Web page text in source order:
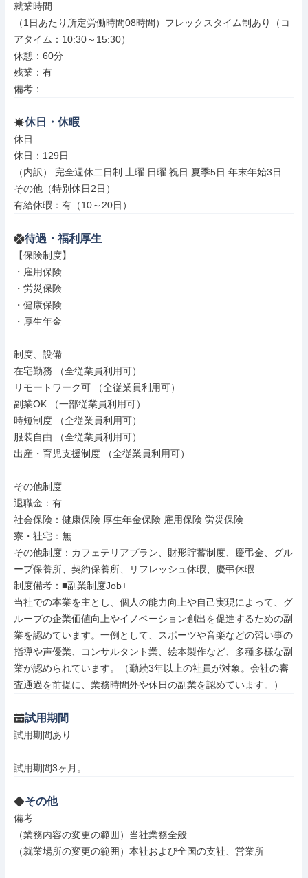
就業時間
（1日あたり所定労働時間08時間）フレックスタイム制あり（コ
アタイム：10:30～15:30）
休憩：60分
残業：有
備考：
休日・休暇
休日
休日：129日
（内訳） 完全週休二日制 土曜 日曜 祝日 夏季5日 年末年始3日
その他（特別休日2日）
有給休暇：有（10～20日）
待遇・福利厚生
【保険制度】
・雇用保険
・労災保険
・健康保険
・厚生年金
制度、設備
在宅勤務 （全従業員利用可）
リモートワーク可 （全従業員利用可）
副業OK （一部従業員利用可）
時短制度 （全従業員利用可）
服装自由 （全従業員利用可）
出産・育児支援制度 （全従業員利用可）
その他制度
退職金：有
社会保険：健康保険 厚生年金保険 雇用保険 労災保険
寮・社宅：無
その他制度：カフェテリアプラン、財形貯蓄制度、慶弔金、グル
ープ保養所、契約保養所、リフレッシュ休暇、慶弔休暇
制度備考：■副業制度Job+
当社での本業を主とし、個人の能力向上や自己実現によって、グ
ループの企業価値向上やイノベーション創出を促進するための副
業を認めています。一例として、スポーツや音楽などの習い事の
指導や声優業、コンサルタント業、絵本製作など、多種多様な副
業が認められています。（勤続3年以上の社員が対象。会社の審
査通過を前提に、業務時間外や休日の副業を認めています。）
試用期間
試用期間あり
試用期間3ヶ月。
その他
備考
（業務内容の変更の範囲）当社業務全般
（就業場所の変更の範囲）本社および全国の支社、営業所